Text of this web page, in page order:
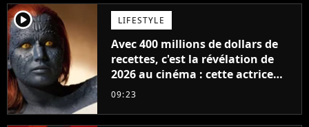
player2 LIFESTYLE
Avec 400 millions de dollars de
recettes, c'est la révélation de
2026 au cinéma : cette actrice
adorée prête à remplacer
09:23